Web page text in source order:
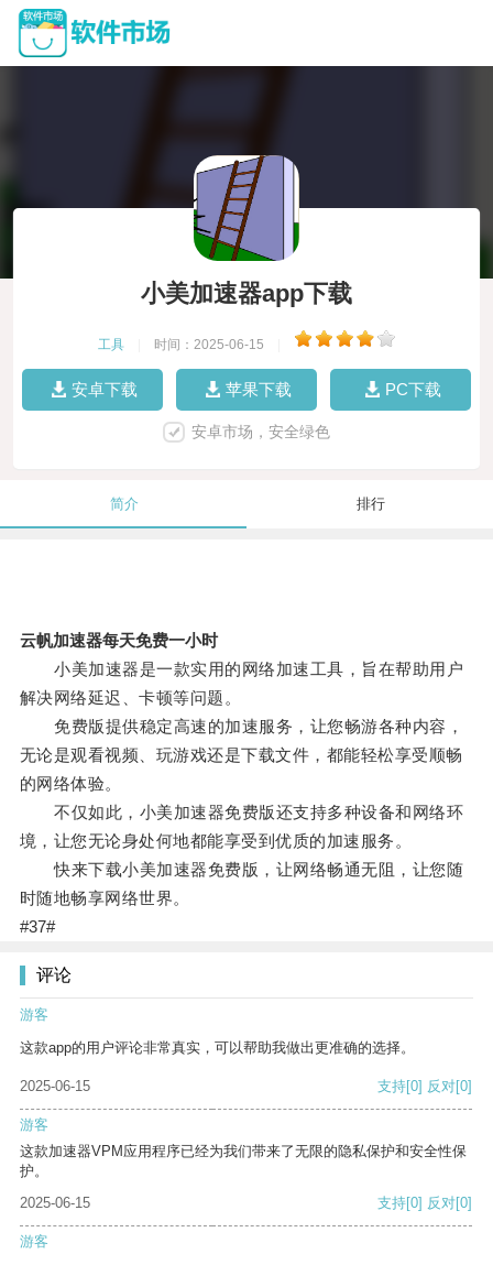
小美加速器app下载
工具 时间：2025-06-15
安卓下载 苹果下载 PC下载
安卓市场，安全绿色
简介 排行
云帆加速器每天免费一小时
小美加速器是一款实用的网络加速工具，旨在帮助用户
解决网络延迟、卡顿等问题。
免费版提供稳定高速的加速服务，让您畅游各种内容，
无论是观看视频、玩游戏还是下载文件，都能轻松享受顺畅
的网络体验。
不仅如此，小美加速器免费版还支持多种设备和网络环
境，让您无论身处何地都能享受到优质的加速服务。
快来下载小美加速器免费版，让网络畅通无阻，让您随
时随地畅享网络世界。
#37#
评论
游客
这款app的用户评论非常真实，可以帮助我做出更准确的选择。
2025-06-15 支持[0] 反对[0]
游客
这款加速器VPM应用程序已经为我们带来了无限的隐私保护和安全性保
护。
2025-06-15
支持[0] 反对[0]
游客